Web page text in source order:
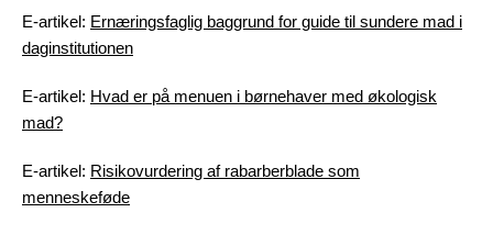
E-artikel: Ernæringsfaglig baggrund for guide til sundere mad i
daginstitutionen
E-artikel: Hvad er på menuen i børnehaver med økologisk
mad?
E-artikel: Risikovurdering af rabarberblade som
menneskeføde